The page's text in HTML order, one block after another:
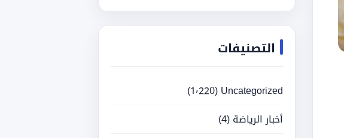
التصنيفات
Uncategorized(1٬220)
أخبار الرياضة(4)